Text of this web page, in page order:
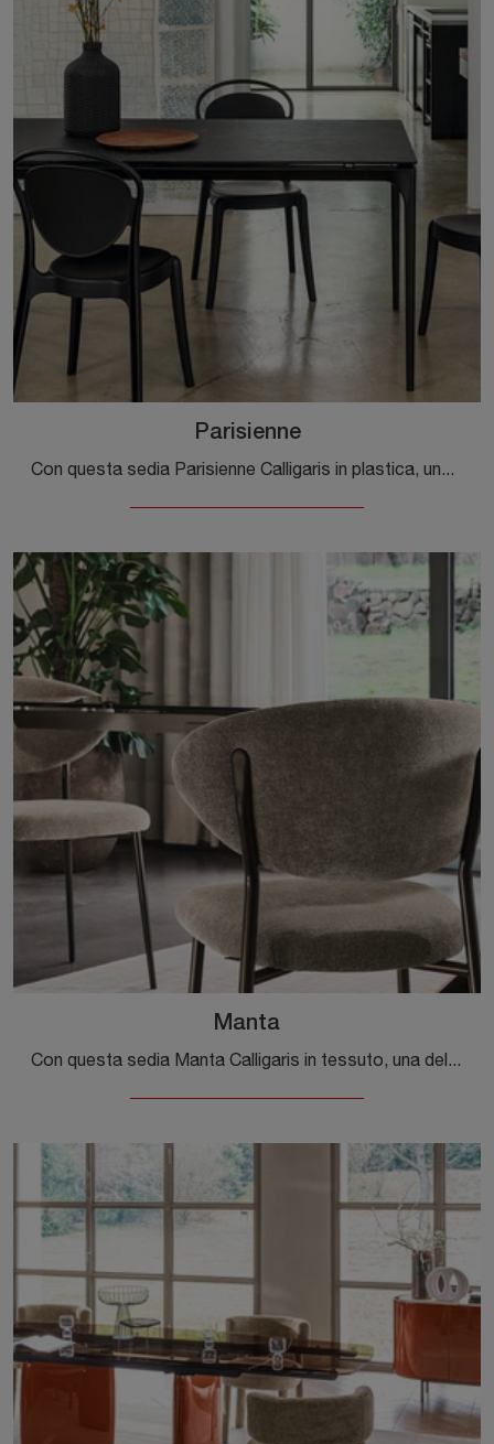
Parisienne
Con questa sedia Parisienne Calligaris in plastica, una delle nostre sedute impilabili moderne, potrai arricchire i tuoi locali.
Manta
Con questa sedia Manta Calligaris in tessuto, una delle nostre sedute fisse moderne, potrai impreziosire i tuoi interni.